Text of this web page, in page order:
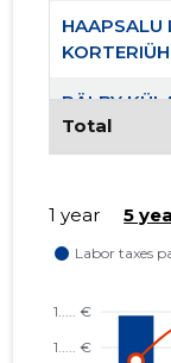
HAAPSALU
RÄLBY
LÄÄNEMAA
VORMSI
VORMSI
MTÜ
Total
1 year 5